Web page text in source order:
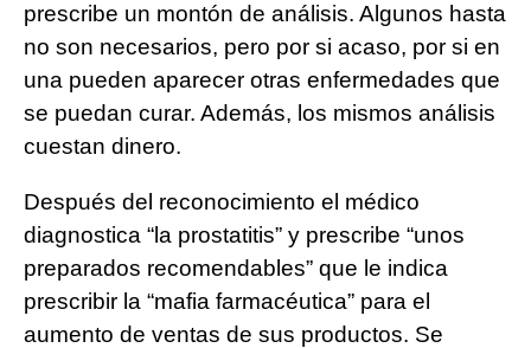
prescribe un montón de análisis. Algunos hasta
no son necesarios, pero por si acaso, por si en
una pueden aparecer otras enfermedades que
se puedan curar. Además, los mismos análisis
cuestan dinero.
Después del reconocimiento el médico
diagnostica “la prostatitis” y prescribe “unos
preparados recomendables” que le indica
prescribir la “mafia farmacéutica” para el
aumento de ventas de sus productos. Se